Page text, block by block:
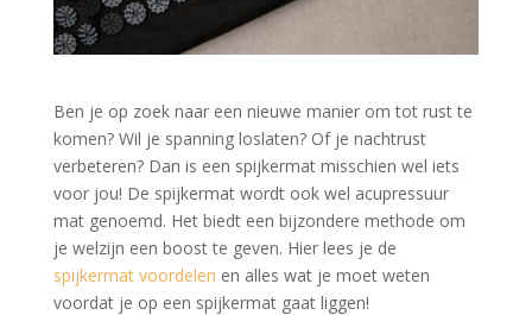
Ben je op zoek naar een nieuwe manier om tot rust te
komen? Wil je spanning loslaten? Of je nachtrust
verbeteren? Dan is een spijkermat misschien wel iets
voor jou! De spijkermat wordt ook wel acupressuur
mat genoemd. Het biedt een bijzondere methode om
je welzijn een boost te geven. Hier lees je de
spijkermat voordelen en alles wat je moet weten
voordat je op een spijkermat gaat liggen!